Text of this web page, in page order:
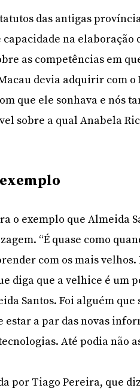
das antigas
na elaboração
as competências em
devia adquirir com o
que ele sonhava e nós
sobre a qual Anabela
o exemplo que Almeida
“É quase como
com os mais
diga que a velhice é um
Santos. Foi alguém
estar a par das novas
Até podia não
por Tiago Pereira, que